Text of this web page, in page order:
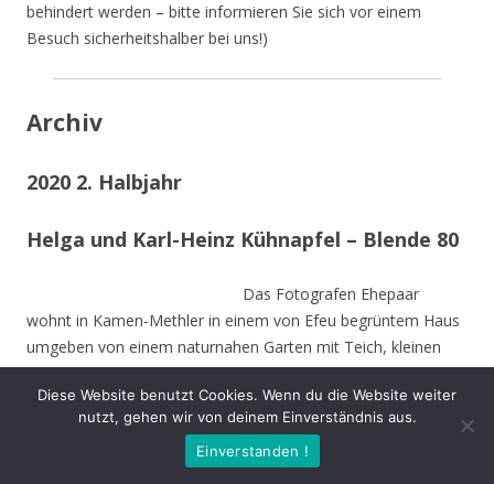
behindert werden – bitte informieren Sie sich vor einem
Besuch sicherheitshalber bei uns!)
Archiv
2020 2. Halbjahr
Helga und Karl-Heinz Kühnapfel – Blende 80
Das Fotografen Ehepaar
wohnt in Kamen-Methler in einem von Efeu begrüntem Haus
umgeben von einem naturnahen Garten mit Teich, kleinen
naturnahen Wiesen, Obstbäumen und weiteren hohen
Bäumen. Die Stämme der von Stürmen gefällten Bäume sind
zu Teilen im Garten integriert und dienen vielen Insekten und
Vögeln als Nahrungs-und Brutstätte.
Diese Website benutzt Cookies. Wenn du die Website weiter
nutzt, gehen wir von deinem Einverständnis aus.
Einverstanden !